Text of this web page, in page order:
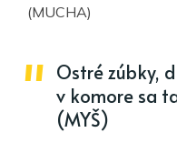
(MUCHA)
Ostré zúbky,
v komore sa
(MYŠ)